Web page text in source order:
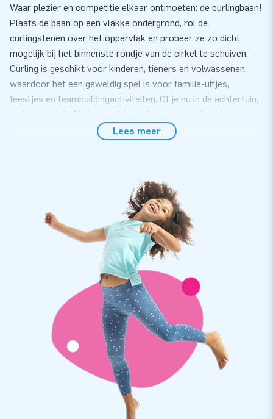
Waar plezier en competitie elkaar ontmoeten: de curlingbaan!
Plaats de baan op een vlakke ondergrond, rol de
curlingstenen over het oppervlak en probeer ze zo dicht
mogelijk bij het binnenste rondje van de cirkel te schuiven.
Curling is geschikt voor kinderen, tieners en volwassenen,
waardoor het een geweldig spel is voor familie-uitjes,
feestjes en teambuildingactiviteiten. Of je nu in de achtertuin,
op het strand of in het park bent, je kunt overal genieten van
Plaats de baan op een vlakke ondergrond, rol de
curlingstenen over het oppervlak en probeer ze zo dicht
mogelijk bij het binnenste rondje van de cirkel te schuiven. Dit
competitieve spel is een perfecte gelegenheid om bezoekers
mee te vermaken of om te verhuren voor evenement. Met
een opblaasbaar spel heb je een product waar jarenlang
optimaal plezier mee kan worden beleefd. De curlingbaan is
niet alleen eenvoudig te installeren, maar ook
gebruiksvriendelijk en makkelijk vervoerbaar. Het wordt
geleverd met een speelveld zeil, curlingelementen en een 230
volt hogedrukblower.
JB Inflatables: springkussengigant met
professionele service en levering
Al jarenlang is JB Inflatables een vertrouwde naam als het
gaat om het leveren van inflatables in alle soorten en maten.
Lees meer